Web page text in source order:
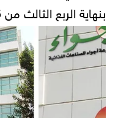
بنهاية الربع الثالث من 2025